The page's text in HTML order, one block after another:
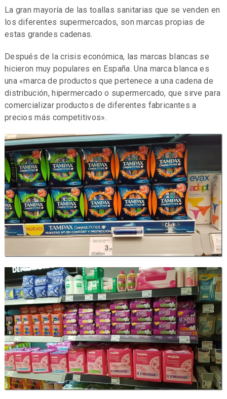
La gran mayoría de las toallas sanitarias que se venden en
los diferentes supermercados, son marcas propias de
estas grandes cadenas.
Después de la crisis económica, las marcas blancas se
hicieron muy populares en España. Una marca blanca es
una «marca de productos que pertenece a una cadena de
distribución, hipermercado o supermercado, que sirve para
comercializar productos de diferentes fabricantes a
precios más competitivos».